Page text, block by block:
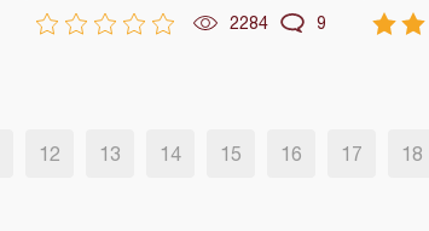
2284 9
12 13 14 15 16 17 18